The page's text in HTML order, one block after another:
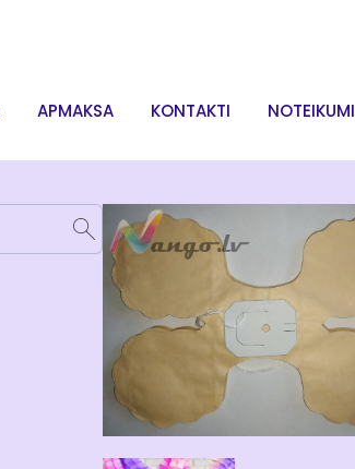
APMAKSA KONTAKTI NOTEIKUMI